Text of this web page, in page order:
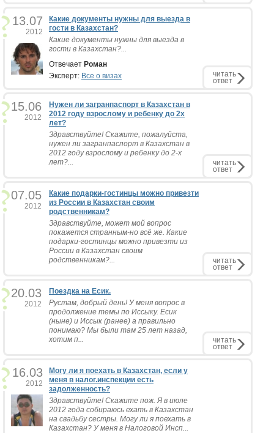
13.07
2012
Какие документы нужны для выезда в
гости в Казахстан?
Какие документы нужны для выезда в
гости в Казахстан?...
Отвечает Роман
Эксперт: Все о визах читать
ответ
15.06
2012
Нужен ли загранпаспорт в Казахстан в
2012 году взрослому и ребенку до 2х
лет?
Здравствуйте! Скажите, пожалуйста,
нужен ли загранпаспорт в Казахстан в
2012 году взрослому и ребенку до 2-х
лет?...
читать
ответ
07.05
2012
Какие подарки-гостинцы можно привезти
из России в Казахстан своим
родственникам?
Здравствуйте, может мой вопрос
покажется странным-но всё же. Какие
подарки-гостинцы можно привезти из
России в Казахстан своим
родственникам?...
читать
ответ
20.03
2012
Поездка на Есик.
Рустам, добрый день! У меня вопрос в
продолжение темы по Иссыку. Есик
(ныне) и Иссык (ранее) а правильно
понимаю? Мы были там 25 лет назад,
хотим п...
читать
ответ
16.03
2012
Могу ли я поехать в Казахстан, если у
меня в налог.инспекции есть
задолженность?
Здравствуйте! Скажите пож. Я в июле
2012 года собираюсь ехать в Казахстан
на свадьбу сестры. Могу ли я поехать в
Казахстан? У меня в Налоговой Инсп...